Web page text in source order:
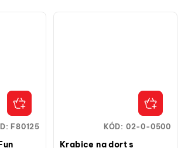
F80125
Krabice na dort s
KÓD: 02-0-0500